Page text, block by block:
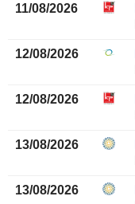
11/08/2026
12/08/2026
12/08/2026
13/08/2026
13/08/2026